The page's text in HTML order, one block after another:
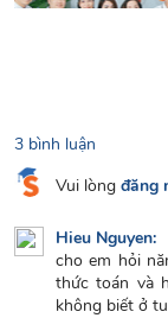
Giáo
3 bình luận
Vui lòng đăng
Hieu Nguyen:
cho em hỏi
thức toán và
không biết ở